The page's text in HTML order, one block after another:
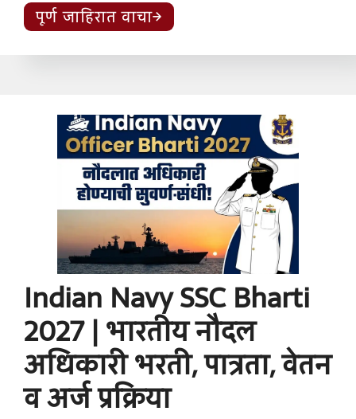
पूर्ण जाहिरात वाचा
Indian Navy SSC Bharti
2027 | भारतीय नौदल
अधिकारी भरती, पात्रता, वेतन
व अर्ज प्रक्रिया